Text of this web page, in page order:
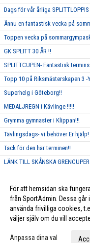
Dags för vår årliga SPLITTLOPPIS
Ännu en fantastisk vecka på
Toppen vecka på
GK SPLITT 30 ÅR !!
SPLITTCUPEN- Fantastisk
Topp 10 på Riksmästerskapen 3 -
Superhelg i Göteborg!!
MEDALJREGN i Kävlinge !!!!!
Grymma gymnaster i Klippan!!!
Tävlingsdags- vi behöver Er hjälp!
Tack för den här terminen!!
LÄNK TILL SKÅNSKA GRENCUPER
Vi ska annordna en tävling, och
För att hemsidan ska
från SportAdmin. Dessa går
använda frivilliga cookies,
väljer själv om du vill
Anpassa dina val